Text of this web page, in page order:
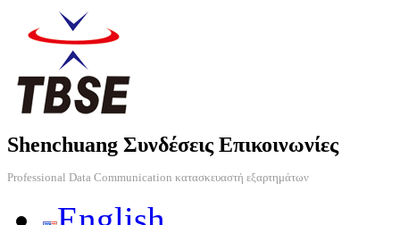
Shenchuang Συνδέσεις Επικοινωνίες
Professional Data Communication κατασκευαστή εξαρτημάτων